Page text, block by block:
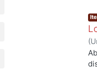
(
12